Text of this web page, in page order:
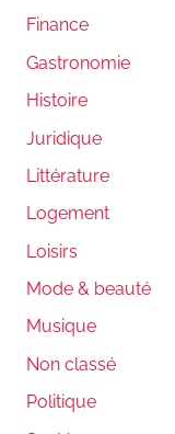
Finance
Gastronomie
Histoire
Juridique
Littérature
Logement
Loisirs
Mode & beauté
Musique
Non classé
Politique